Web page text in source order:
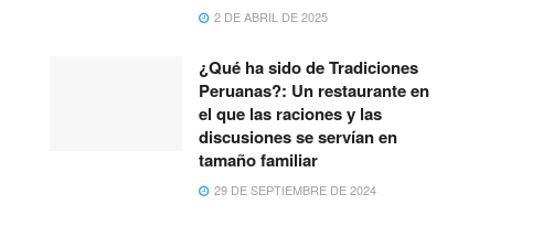
2 DE ABRIL DE 2025
¿Qué ha sido de Tradiciones
Peruanas?: Un restaurante en
el que las raciones y las
discusiones se servían en
tamaño familiar
29 DE SEPTIEMBRE DE 2024